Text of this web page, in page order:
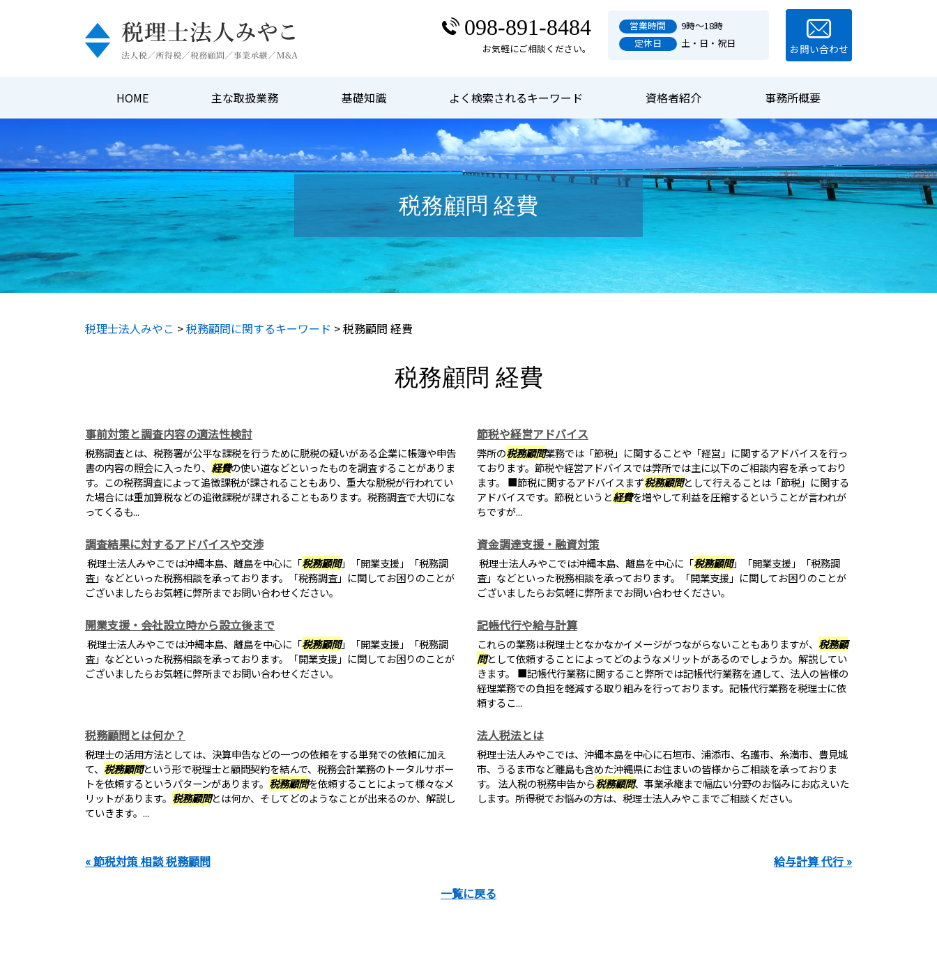
税務顧問 経費
098-891-8484
お気軽にご相談ください。
営業時間
9時～18時
定休日
土・日・祝日 お問い合わせ
HOME 主な取扱業務 基礎知識 よく検索されるキーワード 資格者紹介 事務所概要
税理士法人みやこ >税務顧問に関するキーワード >税務顧問 経費
税務顧問 経費
事前対策と調査内容の適法性検討
税務調査とは、税務署が公平な課税を行うために脱税の疑いがある企業に帳簿や申告
書の内容の照会に入ったり、 経費の使い道などといったものを調査することがありま
す。この税務調査によって追徴課税が課されることもあり、重大な脱税が行われてい
た場合には重加算税などの追徴課税が課されることもあります。税務調査で大切にな
ってくるも...
節税や経営アドバイス
弊所の税務顧問業務では「節税」に関することや「経営」に関するアドバイスを行っ
ております。節税や経営アドバイスでは弊所では主に以下のご相談内容を承っており
ます。 ■節税に関するアドバイスまず税務顧問として行えることは「節税」に関する
アドバイスです。節税というと経費を増やして利益を圧縮するということが言われが
ちですが...
調査結果に対するアドバイスや交渉
税理士法人みやこでは沖縄本島、離島を中心に「税務顧問」「開業支援」「税務調
査」などといった税務相談を承っております。「税務調査」に関してお困りのことが
ございましたらお気軽に弊所までお問い合わせください。
資金調達支援・融資対策
税理士法人みやこでは沖縄本島、離島を中心に「税務顧問」「開業支援」「税務調
査」などといった税務相談を承っております。「開業支援」に関してお困りのことが
ございましたらお気軽に弊所までお問い合わせください。
開業支援・会社設立時から設立後まで
税理士法人みやこでは沖縄本島、離島を中心に「税務顧問」「開業支援」「税務調
査」などといった税務相談を承っております。「開業支援」に関してお困りのことが
ございましたらお気軽に弊所までお問い合わせください。
記帳代行や給与計算
これらの業務は税理士となかなかイメージがつながらないこともありますが、 税務顧
問として依頼することによってどのようなメリットがあるのでしょうか。解説してい
きます。 ■記帳代行業務に関すること弊所では記帳代行業務を通して、法人の皆様の
経理業務での負担を軽減する取り組みを行っております。記帳代行業務を税理士に依
頼するこ...
税務顧問とは何か？
税理士の活用方法としては、決算申告などの一つの依頼をする単発での依頼に加え
て、 税務顧問という形で税理士と顧問契約を結んで、税務会計業務のトータルサポー
トを依頼するというパターンがあります。 税務顧問を依頼することによって様々なメ
リットがあります。 税務顧問とは何か、そしてどのようなことが出来るのか、解説し
ていきます。...
法人税法とは
税理士法人みやこでは、沖縄本島を中心に石垣市、浦添市、名護市、糸満市、豊見城
市、うるま市など離島も含めた沖縄県にお住まいの皆様からご相談を承っておりま
す。 法人税の税務申告から税務顧問、事業承継まで幅広い分野のお悩みにお応えいた
します。所得税でお悩みの方は、税理士法人みやこまでご相談ください。
« 節税対策 相談 税務顧問
給与計算 代行 »
一覧に戻る